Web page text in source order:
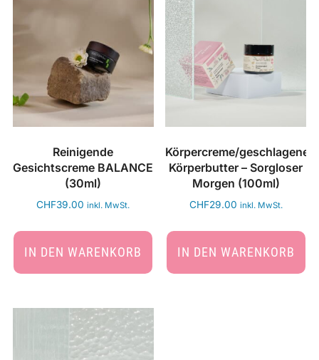
Reinigende
Gesichtscreme BALANCE
(30ml)
CHF39.00 inkl. MwSt.
IN DEN WARENKORB
Körpercreme/geschlagene
Körperbutter – Sorgloser
Morgen (100ml)
CHF29.00 inkl. MwSt.
IN DEN WARENKORB